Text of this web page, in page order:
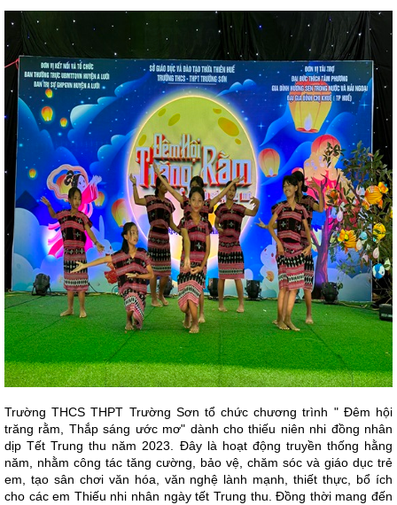
Trường THCS THPT Trường Sơn tổ chức chương trình " Đêm hội
trăng rằm, Thắp sáng ước mơ" dành cho thiếu niên nhi đồng nhân
dịp Tết Trung thu năm 2023. Đây là hoạt động truyền thống hằng
năm, nhằm công tác tăng cường, bảo vệ, chăm sóc và giáo dục trẻ
em, tạo sân chơi văn hóa, văn nghệ lành mạnh, thiết thực, bổ ích
cho các em Thiếu nhi nhân ngày tết Trung thu. Đồng thời mang đến